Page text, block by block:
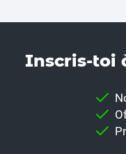
Inscris-toi